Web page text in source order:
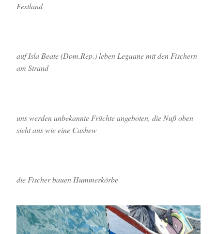
Festland
auf Isla Beate (Dom.Rep.) leben Leguane mit den Fischern
am Strand
uns werden unbekannte Früchte angeboten, die Nuß oben
sieht aus wie eine Cashew
die Fischer bauen Hummerkörbe